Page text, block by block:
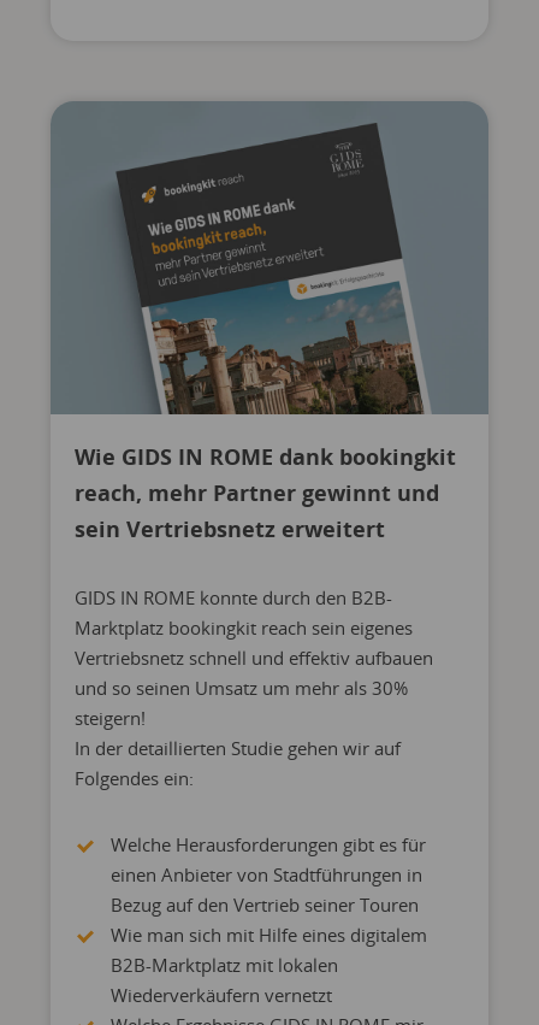
Wie GIDS IN ROME dank bookingkit
reach, mehr Partner gewinnt und
sein Vertriebsnetz erweitert
GIDS IN ROME konnte durch den B2B-
Marktplatz bookingkit reach sein eigenes
Vertriebsnetz schnell und effektiv aufbauen
und so seinen Umsatz um mehr als 30%
steigern!
In der detaillierten Studie gehen wir auf
Folgendes ein:
Welche Herausforderungen gibt es für
einen Anbieter von Stadtführungen in
Bezug auf den Vertrieb seiner Touren
Wie man sich mit Hilfe eines digitalem
B2B-Marktplatz mit lokalen
Wiederverkäufern vernetzt